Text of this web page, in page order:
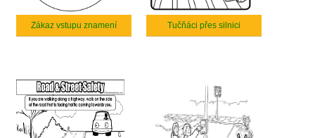
Zákaz vstupu znamení Tučňáci přes silnici